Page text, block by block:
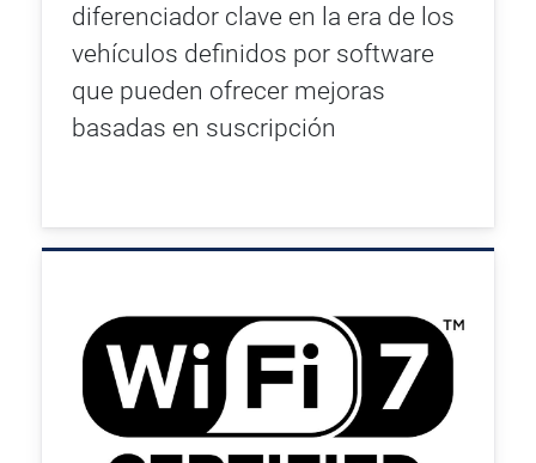
diferenciador clave en la era de los
vehículos definidos por software
que pueden ofrecer mejoras
basadas en suscripción